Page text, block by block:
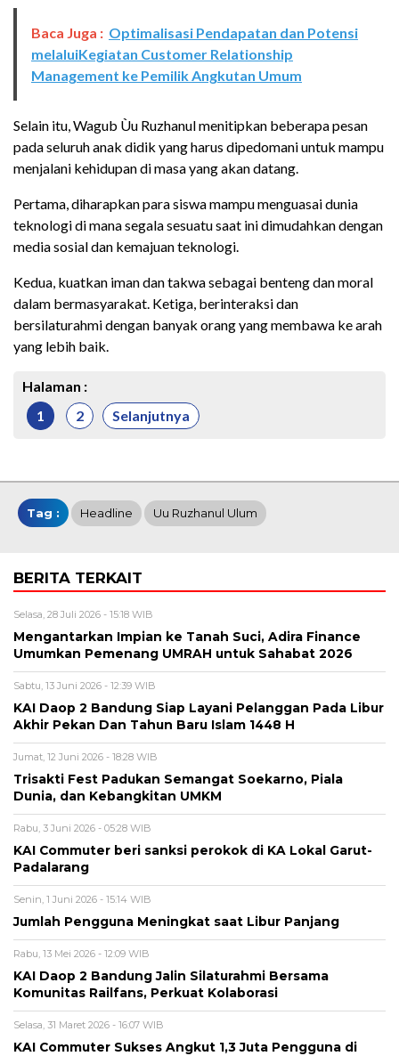
Baca Juga : Optimalisasi Pendapatan dan Potensi
melaluiKegiatan Customer Relationship
Management ke Pemilik Angkutan Umum
Selain itu, Wagub Ùu Ruzhanul menitipkan beberapa pesan
pada seluruh anak didik yang harus dipedomani untuk mampu
menjalani kehidupan di masa yang akan datang.
Pertama, diharapkan para siswa mampu menguasai dunia
teknologi di mana segala sesuatu saat ini dimudahkan dengan
media sosial dan kemajuan teknologi.
Kedua, kuatkan iman dan takwa sebagai benteng dan moral
dalam bermasyarakat. Ketiga, berinteraksi dan
bersilaturahmi dengan banyak orang yang membawa ke arah
yang lebih baik.
Halaman :
1
2 Selanjutnya
Tag : Headline Uu Ruzhanul Ulum
BERITA TERKAIT
Selasa, 28 Juli 2026 - 15:18 WIB
Mengantarkan Impian ke Tanah Suci, Adira Finance
Umumkan Pemenang UMRAH untuk Sahabat 2026
Sabtu, 13 Juni 2026 - 12:39 WIB
KAI Daop 2 Bandung Siap Layani Pelanggan Pada Libur
Akhir Pekan Dan Tahun Baru Islam 1448 H
Jumat, 12 Juni 2026 - 18:28 WIB
Trisakti Fest Padukan Semangat Soekarno, Piala
Dunia, dan Kebangkitan UMKM
Rabu, 3 Juni 2026 - 05:28 WIB
KAI Commuter beri sanksi perokok di KA Lokal Garut-
Padalarang
Senin, 1 Juni 2026 - 15:14 WIB
Jumlah Pengguna Meningkat saat Libur Panjang
Rabu, 13 Mei 2026 - 12:09 WIB
KAI Daop 2 Bandung Jalin Silaturahmi Bersama
Komunitas Railfans, Perkuat Kolaborasi
Selasa, 31 Maret 2026 - 16:07 WIB
KAI Commuter Sukses Angkut 1,3 Juta Pengguna di